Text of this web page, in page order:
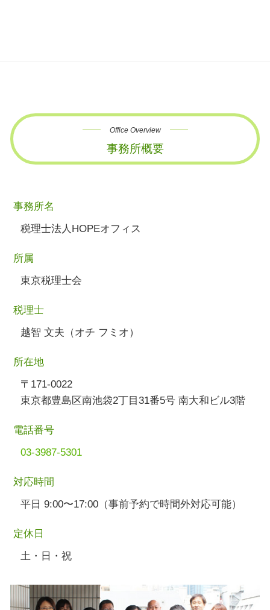
Office Overview
事務所概要
事務所名
税理士法人HOPEオフィス
所属
東京税理士会
税理士
越智 文夫（オチ フミオ）
所在地
〒171-0022
東京都豊島区南池袋2丁目31番5号 南大和ビル3階
電話番号
03-3987-5301
対応時間
平日 9:00〜17:00（事前予約で時間外対応可能）
定休日
土・日・祝